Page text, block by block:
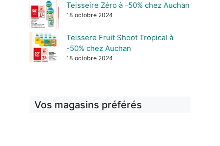
Teisseire Zéro à -50% chez Auchan
18 octobre 2024
Teissere Fruit Shoot Tropical à
-50% chez Auchan
18 octobre 2024
Vos magasins préférés